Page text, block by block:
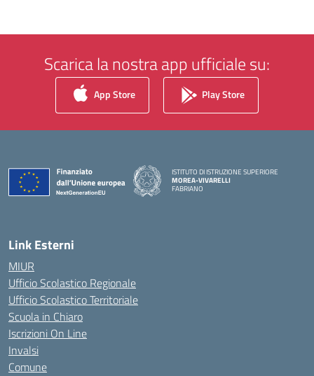
Scarica la nostra app ufficiale su:
App Store Play Store
ISTITUTO DI ISTRUZIONE SUPERIORE
MOREA-VIVARELLI
FABRIANO
Link Esterni
MIUR
Ufficio Scolastico Regionale
Ufficio Scolastico Territoriale
Scuola in Chiaro
Iscrizioni On Line
Invalsi
Comune